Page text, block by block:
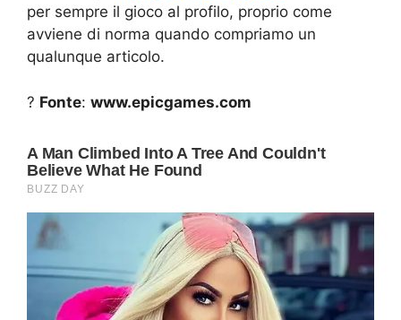
per sempre il gioco al profilo, proprio come
avviene di norma quando compriamo un
qualunque articolo.
? Fonte: www.epicgames.com